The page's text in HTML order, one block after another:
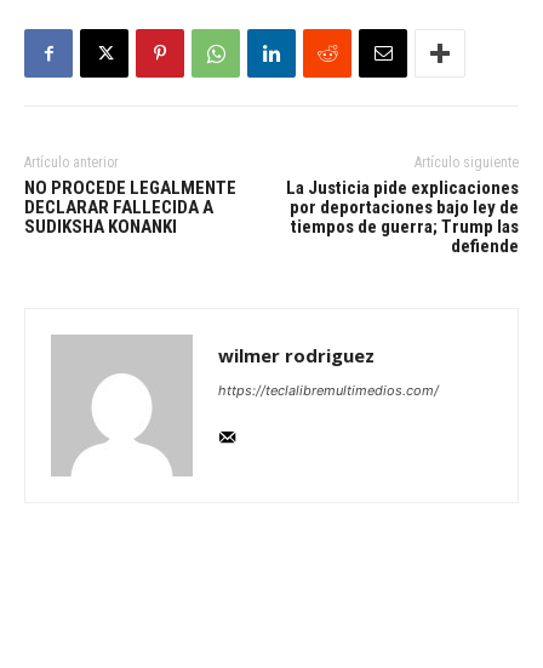
Artículo anterior
NO PROCEDE LEGALMENTE
DECLARAR FALLECIDA A
SUDIKSHA KONANKI
Artículo siguiente
La Justicia pide explicaciones
por deportaciones bajo ley de
tiempos de guerra; Trump las
defiende
wilmer rodriguez
https://teclalibremultimedios.com/